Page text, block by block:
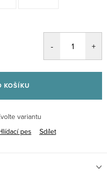
KOŠÍKU
variantu
pes Sdílet